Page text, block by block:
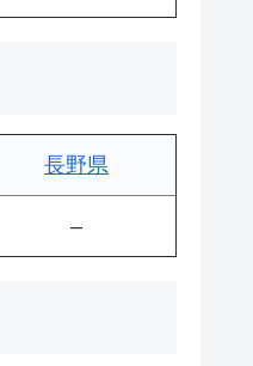
長野県
–